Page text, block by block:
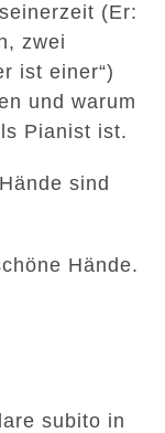
(Er:
zwei
ist einer“)
und warum
Pianist ist.
sind
Hände.
subito in